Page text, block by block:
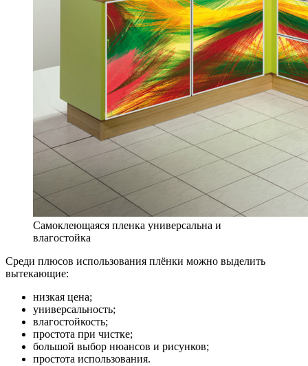
Самоклеющаяся пленка универсальна и
влагостойка
Среди плюсов использования плёнки можно выделить
вытекающие:
низкая цена;
универсальность;
влагостойкость;
простота при чистке;
большой выбор нюансов и рисунков;
простота использования.